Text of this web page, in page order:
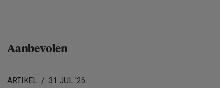
Aanbevolen
ARTIKEL 31 JUL '26